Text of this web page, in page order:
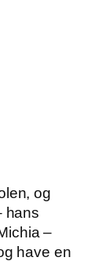
og
hans
–
have en